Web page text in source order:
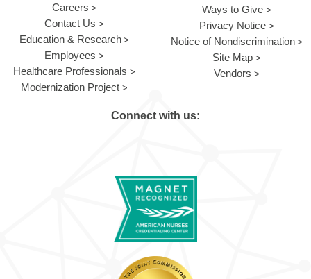
Careers
Contact Us
Education & Research
Employees
Healthcare Professionals
Modernization Project
Ways to Give
Privacy Notice
Notice of Nondiscrimination
Site Map
Vendors
Connect with us: